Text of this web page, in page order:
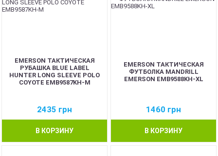
EMERSON ТАКТИЧЕСКАЯ
РУБАШКА BLUE LABEL
HUNTER LONG SLEEVE POLO
COYOTE EMB9587KH-M
2435 грн
В КОРЗИНУ
EMERSON ТАКТИЧЕСКАЯ
ФУТБОЛКА MANDRILL
EMERSON EMB9588KH-XL
1460 грн
В КОРЗИНУ